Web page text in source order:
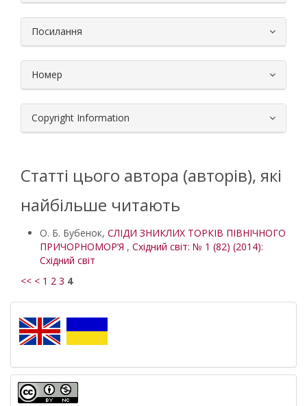
Посилання
Номер
Copyright Information
Статті цього автора (авторів), які
найбільше читають
О. Б. Бубенок, СЛІДИ ЗНИКЛИХ ТОРКІВ ПІВНІЧНОГО
ПРИЧОРНОМОР’Я , Східний світ: № 1 (82) (2014):
Східний світ
<< < 1 2 3 4